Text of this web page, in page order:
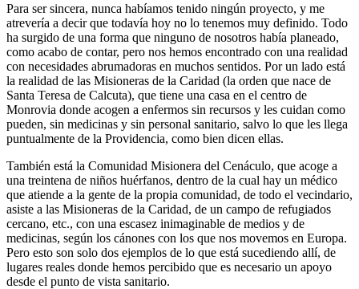
Para ser sincera, nunca habíamos tenido ningún proyecto, y me
atrevería a decir que todavía hoy no lo tenemos muy definido. Todo
ha surgido de una forma que ninguno de nosotros había planeado,
como acabo de contar, pero nos hemos encontrado con una realidad
con necesidades abrumadoras en muchos sentidos. Por un lado está
la realidad de las Misioneras de la Caridad (la orden que nace de
Santa Teresa de Calcuta), que tiene una casa en el centro de
Monrovia donde acogen a enfermos sin recursos y les cuidan como
pueden, sin medicinas y sin personal sanitario, salvo lo que les llega
puntualmente de la Providencia, como bien dicen ellas.
También está la Comunidad Misionera del Cenáculo, que acoge a
una treintena de niños huérfanos, dentro de la cual hay un médico
que atiende a la gente de la propia comunidad, de todo el vecindario,
asiste a las Misioneras de la Caridad, de un campo de refugiados
cercano, etc., con una escasez inimaginable de medios y de
medicinas, según los cánones con los que nos movemos en Europa.
Pero esto son solo dos ejemplos de lo que está sucediendo allí, de
lugares reales donde hemos percibido que es necesario un apoyo
desde el punto de vista sanitario.